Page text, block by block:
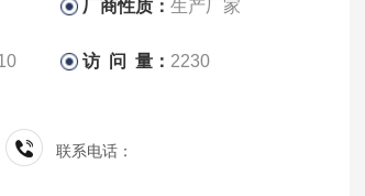
厂商性质：生产厂家
访 问 量： 2230
联系电话：